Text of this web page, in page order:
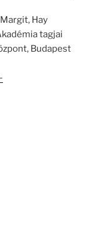
Hay
tagjai
Budapest